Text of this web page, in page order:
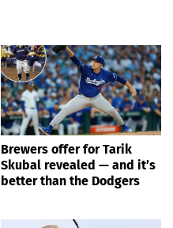
Brewers offer for Tarik
Skubal revealed — and it’s
better than the Dodgers